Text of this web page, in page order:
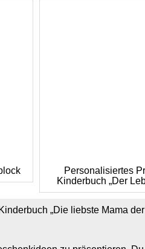
Personalisiertes
Kinderbuch „Der
Kinderbuch „Die liebste Mama der